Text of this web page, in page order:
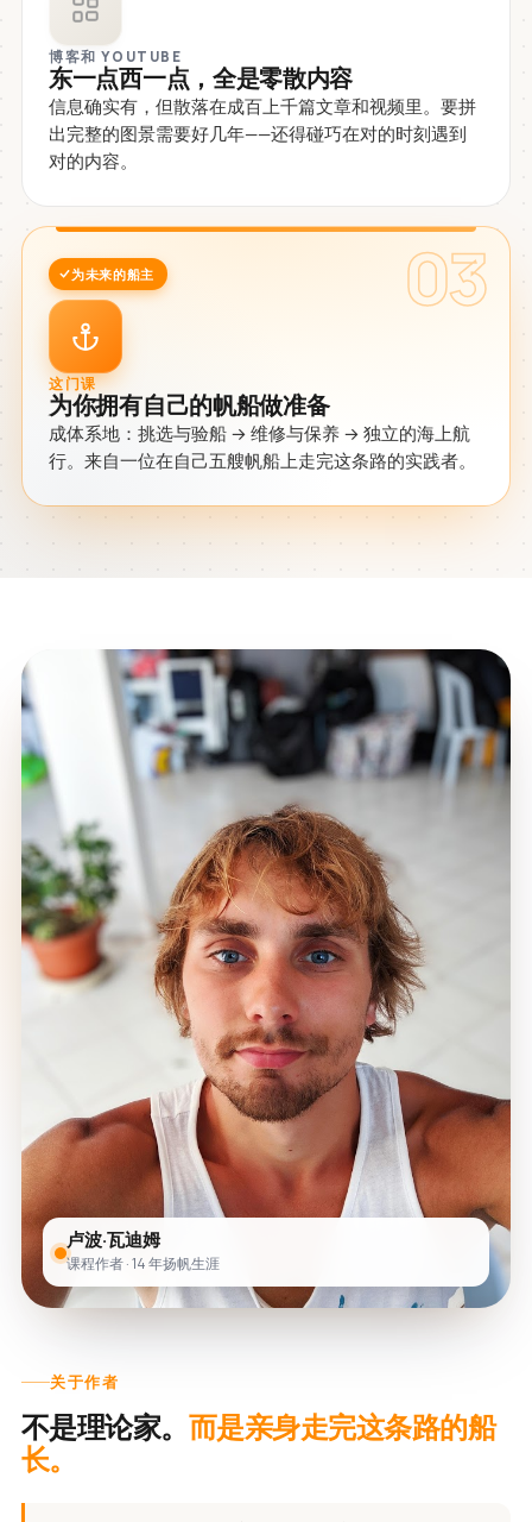
博客和 YOUTUBE
东一点西一点，全是零散内容
信息确实有，但散落在成百上千篇文章和视频里。要拼
出完整的图景需要好几年——还得碰巧在对的时刻遇到
对的内容。
03
为未来的船主
这门课
为你拥有自己的帆船做准备
成体系地：挑选与验船 → 维修与保养 → 独立的海上航
行。来自一位在自己五艘帆船上走完这条路的实践者。
卢波·瓦迪姆
课程作者 · 14 年扬帆生涯
关于作者
不是理论家。 而是亲身走完这条路的船
长。